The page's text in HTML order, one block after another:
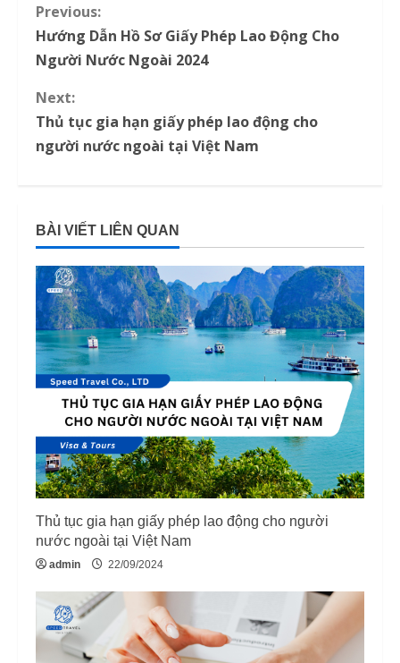
C
o
n
t
u
e
R
e
a
d
i
n
g
Previous:
Hướng Dẫn Hồ Sơ Giấy Phép Lao Động Cho
Người Nước Ngoài 2024
Next:
Thủ tục gia hạn giấy phép lao động cho
người nước ngoài tại Việt Nam
BÀI VIẾT LIÊN QUAN
Thủ tục gia hạn giấy phép lao động cho người
nước ngoài tại Việt Nam
admin 22/09/2024